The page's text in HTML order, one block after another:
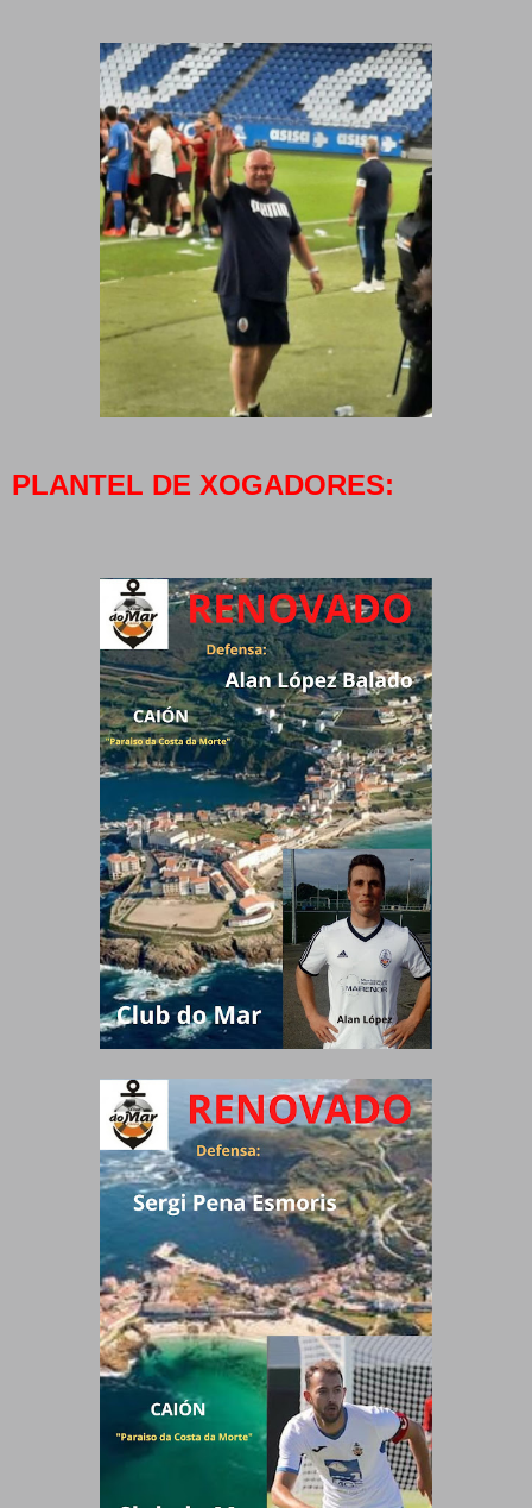
PLANTEL DE XOGADORES: